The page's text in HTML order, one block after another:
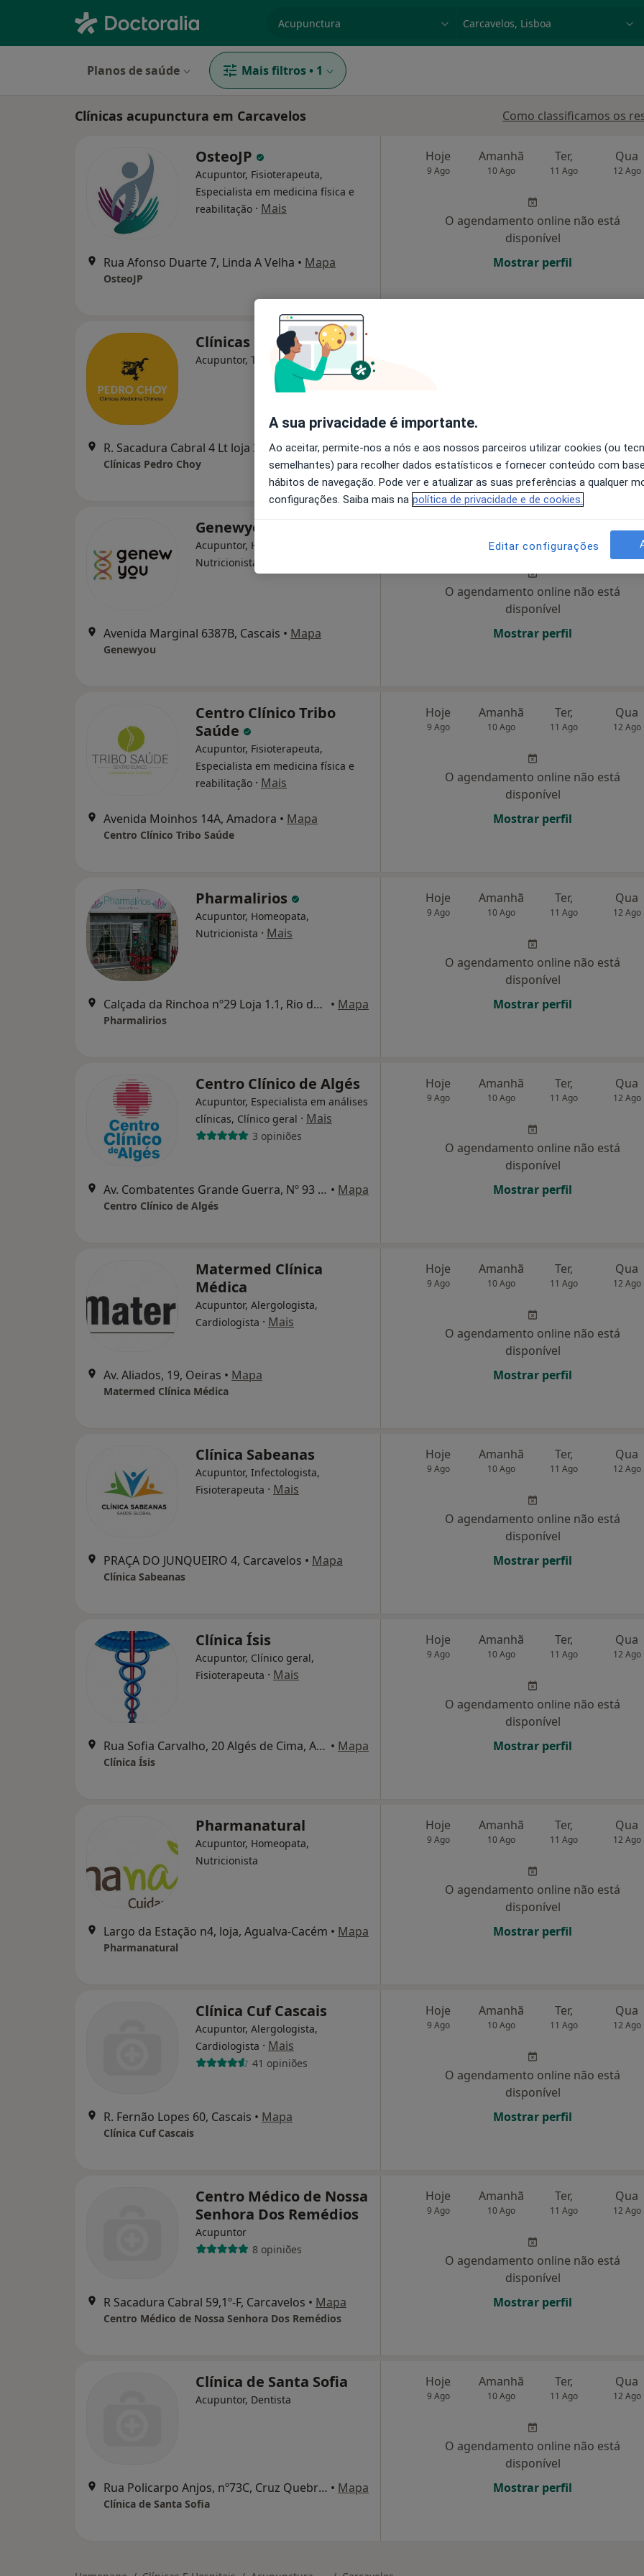
Planos de saúde Mais filtros • 1
Clínicas acupunctura em Carcavelos Como classificamos os
OsteoJP
Acupuntor, Fisioterapeuta,
Especialista em medicina física e
reabilitação · Mais
Rua Afonso Duarte 7, Linda A Velha • Mapa
OsteoJP
Hoje
9 Ago
Amanhã
10 Ago
Ter,
11 Ago
Qua
12 Ago
O agendamento online não está
disponível
Mostrar perfil
Clínicas Pedro Choy
Acupuntor, Terapeuta alternativo
R. Sacadura Cabral 4 Lt loja 3, Carcavelos•Mapa
Clínicas Pedro Choy
Mostrar perfil
Genewyou
Acupuntor, Homeopata,
Nutricionista
Avenida Marginal 6387B, Cascais • Mapa
Genewyou
10 Ago 11 Ago
Qua
O agendamento online não está
disponível
Mostrar perfil
Centro Clínico Tribo
Saúde
Acupuntor, Fisioterapeuta,
Especialista em medicina física e
reabilitação · Mais
Avenida Moinhos 14A, Amadora • Mapa
Centro Clínico Tribo Saúde
Hoje
9 Ago
Amanhã
10 Ago
Ter,
11 Ago
Qua
12 Ago
O agendamento online não está
disponível
Mostrar perfil
Pharmalirios
Acupuntor, Homeopata,
Nutricionista · Mais
Calçada da Rinchoa nº29 Loja 1.1, Rio de Mouro • Mapa
Pharmalirios
Hoje
9 Ago
Amanhã
10 Ago
Ter,
11 Ago
Qua
12 Ago
O agendamento online não está
disponível
Mostrar perfil
Centro Clínico de Algés
Acupuntor, Especialista em análises
clínicas, Clínico geral · Mais
3 opiniões
Av. Combatentes Grande Guerra, Nº 93 A - R/c Esq., Algés • Mapa
Centro Clínico de Algés
Hoje
9 Ago
Amanhã
10 Ago
Ter,
11 Ago
Qua
12 Ago
O agendamento online não está
disponível
Mostrar perfil
Matermed Clínica
Médica
Acupuntor, Alergologista,
Cardiologista · Mais
Av. Aliados, 19, Oeiras • Mapa
Matermed Clínica Médica
Hoje
9 Ago
Amanhã
10 Ago
Ter,
11 Ago
Qua
12 Ago
O agendamento online não está
disponível
Mostrar perfil
Clínica Sabeanas
Acupuntor, Infectologista,
Fisioterapeuta · Mais
PRAÇA DO JUNQUEIRO 4, Carcavelos • Mapa
Clínica Sabeanas
Hoje
9 Ago
Amanhã
10 Ago
Ter,
11 Ago
Qua
12 Ago
O agendamento online não está
disponível
Mostrar perfil
Clínica Ísis
Acupuntor, Clínico geral,
Fisioterapeuta · Mais
Rua Sofia Carvalho, 20 Algés de Cima, Algés • Mapa
Clínica Ísis
Hoje
9 Ago
Amanhã
10 Ago
Ter,
11 Ago
Qua
12 Ago
O agendamento online não está
disponível
Mostrar perfil
Pharmanatural
Acupuntor, Homeopata,
Nutricionista
Largo da Estação n4, loja, Agualva-Cacém • Mapa
Pharmanatural
Hoje
9 Ago
Amanhã
10 Ago
Ter,
11 Ago
Qua
12 Ago
O agendamento online não está
disponível
Mostrar perfil
Clínica Cuf Cascais
Acupuntor, Alergologista,
Cardiologista · Mais
41 opiniões
R. Fernão Lopes 60, Cascais • Mapa
Clínica Cuf Cascais
Hoje
9 Ago
Amanhã
10 Ago
Ter,
11 Ago
Qua
12 Ago
O agendamento online não está
disponível
Mostrar perfil
Centro Médico de Nossa
Senhora Dos Remédios
Acupuntor
8 opiniões
R Sacadura Cabral 59,1º-F, Carcavelos • Mapa
Centro Médico de Nossa Senhora Dos Remédios
Hoje
9 Ago
Amanhã
10 Ago
Ter,
11 Ago
Qua
12 Ago
O agendamento online não está
disponível
Mostrar perfil
Clínica de Santa Sofia
Acupuntor, Dentista
Rua Policarpo Anjos, nº73C, Cruz Quebrada-Dafundo • Mapa
Clínica de Santa Sofia
Hoje
9 Ago
Amanhã
10 Ago
Ter,
11 Ago
Qua
12 Ago
O agendamento online não está
disponível
Mostrar perfil
A sua privacidade é importante.
Ao aceitar, permite-nos a nós e aos nossos parceiros utilizar cookies (ou
semelhantes) para recolher dados estatísticos e fornecer conteúdo com
hábitos de navegação. Pode ver e atualizar as suas preferências a qualquer
configurações. Saiba mais na política de privacidade e de cookies.
Editar configurações